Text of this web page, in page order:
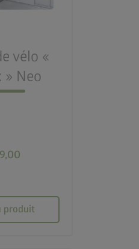
vélo «
» Neo
produit